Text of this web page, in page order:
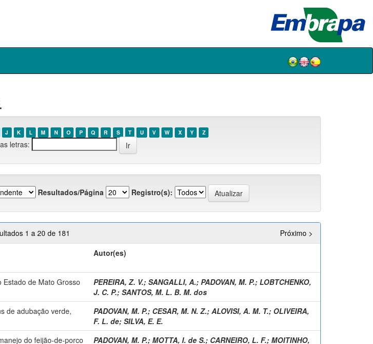
J K L M N O P Q R S T U V W X Y Z
letras:
Resultados/Página Registro(s):
1 a 20 de 181
Próximo >
Autor(es)
de Mato Grosso
PEREIRA, Z. V.; SANGALLI, A.; PADOVAN, M. P.; LOBTCHENKO,
J. C. P.; SANTOS, M. L. B. M. dos
de adubação verde,
PADOVAN, M. P.; CESAR, M. N. Z.; ALOVISI, A. M. T.; OLIVEIRA,
F. L. de; SILVA, E. E.
do feijão-de-porco
PADOVAN, M. P.; MOTTA, I. de S.; CARNEIRO, L. F.; MOITINHO,